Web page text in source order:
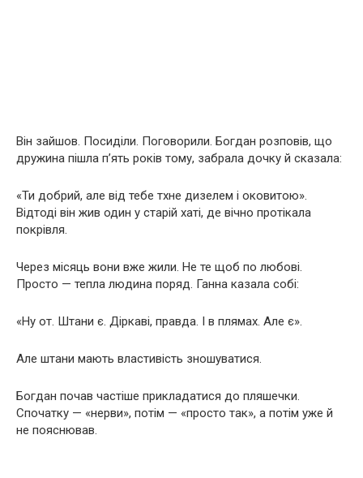
Він зайшов. Посиділи. Поговорили. Богдан розповів, що
дружина пішла п’ять років тому, забрала дочку й сказала:
«Ти добрий, але від тебе тхне дизелем і оковитою».
Відтоді він жив один у старій хаті, де вічно протікала
покрівля.
Через місяць вони вже жили. Не те щоб по любові.
Просто — тепла людина поряд. Ганна казала собі:
«Ну от. Штани є. Діркаві, правда. І в плямах. Але є».
Але штани мають властивість зношуватися.
Богдан почав частіше прикладатися до пляшечки.
Спочатку — «нерви», потім — «просто так», а потім уже й
не пояснював.